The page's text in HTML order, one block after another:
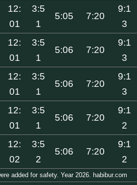
12:
01
3:5
1
5:05 7:20
9:1
3
12:
01
3:5
1
5:06 7:20
9:1
3
12:
01
3:5
1
5:06 7:20
9:1
3
12:
01
3:5
1
5:06 7:20
9:1
2
12:
02
3:5
2
5:06 7:20
9:1
2
added for safety. Year 2026. habibur.com